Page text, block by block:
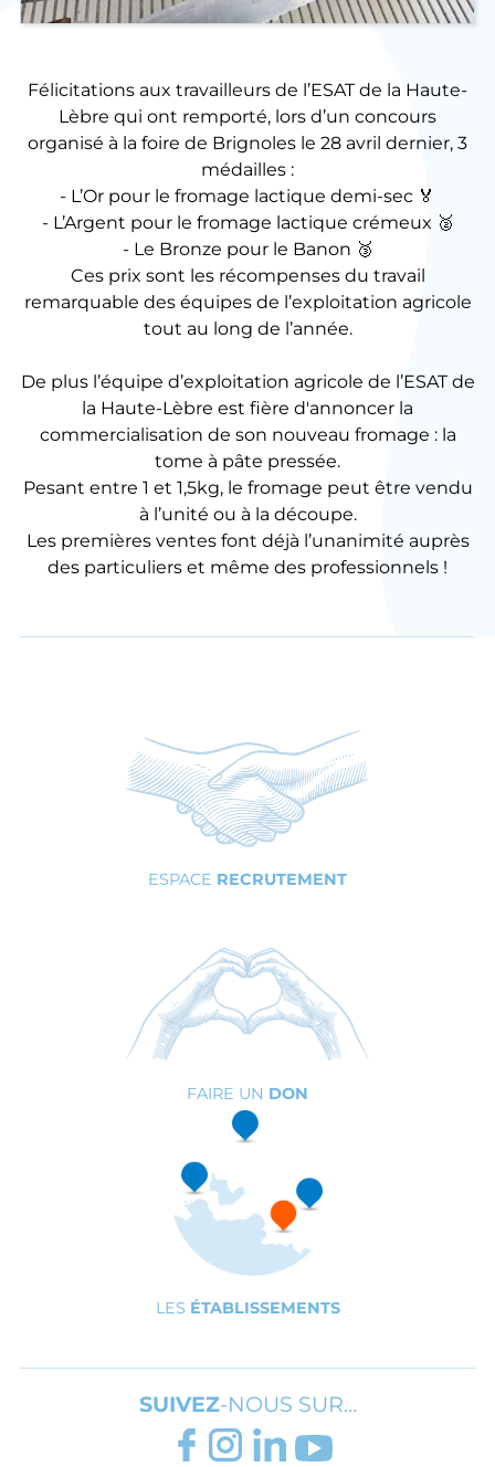
Félicitations aux travailleurs de l’ESAT de la Haute-
Lèbre qui ont remporté, lors d’un concours
organisé à la foire de Brignoles le 28 avril dernier, 3
médailles :
- L’Or pour le fromage lactique demi-sec 🏅
- L’Argent pour le fromage lactique crémeux 🥈
- Le Bronze pour le Banon 🥉
Ces prix sont les récompenses du travail
remarquable des équipes de l’exploitation agricole
tout au long de l’année.
De plus l’équipe d’exploitation agricole de l’ESAT de
la Haute-Lèbre est fière d'annoncer la
commercialisation de son nouveau fromage : la
tome à pâte pressée.
Pesant entre 1 et 1,5kg, le fromage peut être vendu
à l’unité ou à la découpe.
Les premières ventes font déjà l’unanimité auprès
des particuliers et même des professionnels !
ESPACE RECRUTEMENT
FAIRE UN DON
LES ÉTABLISSEMENTS
SUIVEZ-NOUS SUR…
FACEBOOK
INSTAGRAM
LINKEDIN
YOUTUBE